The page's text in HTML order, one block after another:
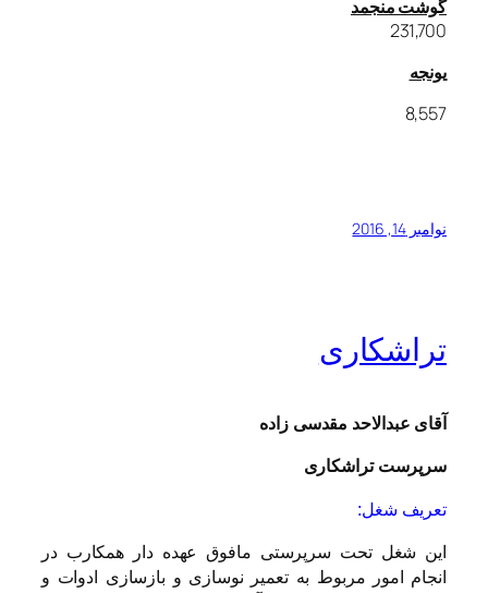
گوشت منجمد
231,700
یونجه
8,557
نوامبر 14, 2016
تراشکاری
آقای عبدالاحد مقدسی زاده
سرپرست تراشکاری
تعریف شغل:
این شغل تحت سرپرستی مافوق عهده دار همکارب در
انجام امور مربوط به تعمیر نوسازی و بازسازی ادوات و